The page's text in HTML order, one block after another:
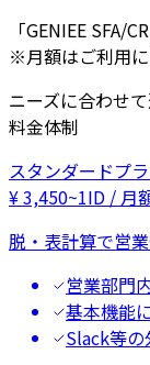
「GENIEE SFA/
※月額はご利用に
ニーズに合わせ
料金体制
スタンダードプ
¥3,450~1ID / 月
脱・表計算で営
営業部門
基本機能
Slack等